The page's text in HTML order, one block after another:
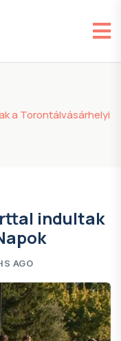
a Torontálvásárhelyi
indultak
AGO